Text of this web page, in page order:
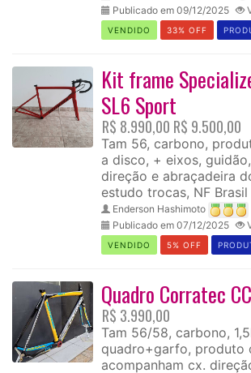
Publicado em 09/12/2025
VENDIDO 33% OFF
Kit frame
SL6 Sport
R$ 8.990,00 R$ 9.500,00
Tam 56, carbono,
a disco, + eixos,
direção e abraçadeira
estudo trocas, NF Brasil
Enderson Hashimoto
Publicado em 07/12/2025
VENDIDO 5% OFF
Quadro Corratec
R$ 3.990,00
Tam 56/58, carbono,
quadro+garfo, produto
acompanham cx.